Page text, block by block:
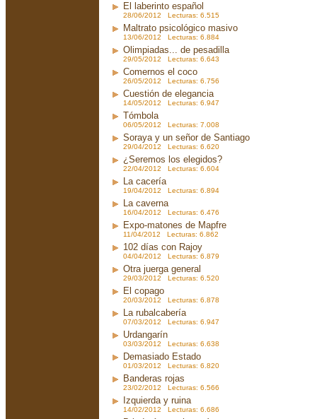
El laberinto español
28/06/2012 Lecturas: 6.515
Maltrato psicológico masivo
13/06/2012 Lecturas: 6.884
Olimpiadas... de pesadilla
29/05/2012 Lecturas: 6.643
Comernos el coco
26/05/2012 Lecturas: 6.756
Cuestión de elegancia
14/05/2012 Lecturas: 6.947
Tómbola
06/05/2012 Lecturas: 7.008
Soraya y un señor de Santiago
29/04/2012 Lecturas: 6.620
¿Seremos los elegidos?
22/04/2012 Lecturas: 6.604
La cacería
19/04/2012 Lecturas: 6.894
La caverna
16/04/2012 Lecturas: 6.476
Expo-matones de Mapfre
11/04/2012 Lecturas: 6.862
102 días con Rajoy
04/04/2012 Lecturas: 6.879
Otra juerga general
29/03/2012 Lecturas: 6.520
El copago
20/03/2012 Lecturas: 6.878
La rubalcabería
07/03/2012 Lecturas: 6.947
Urdangarín
03/03/2012 Lecturas: 6.638
Demasiado Estado
01/03/2012 Lecturas: 6.820
Banderas rojas
23/02/2012 Lecturas: 6.566
Izquierda y ruina
14/02/2012 Lecturas: 6.686